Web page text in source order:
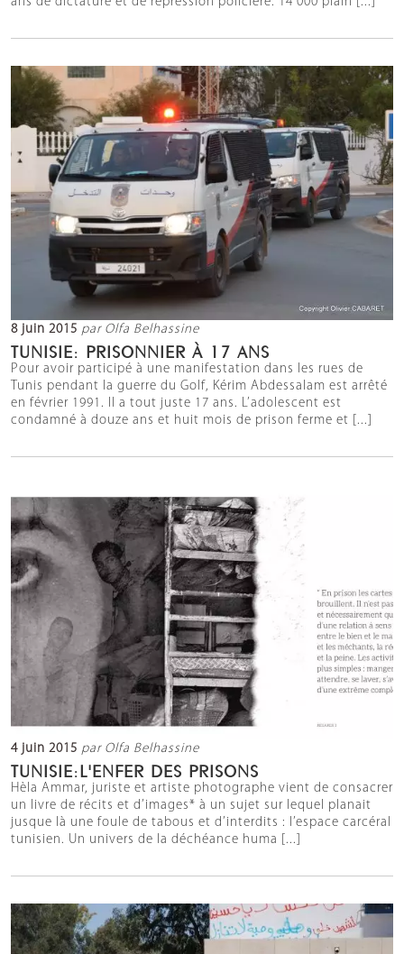
8 juin 2015 par Olfa Belhassine
TUNISIE: PRISONNIER À 17 ANS
Pour avoir participé à une manifestation dans les rues de
Tunis pendant la guerre du Golf, Kérim Abdessalam est arrêté
en février 1991. Il a tout juste 17 ans. L’adolescent est
condamné à douze ans et huit mois de prison ferme et [...]
4 juin 2015 par Olfa Belhassine
TUNISIE:L'ENFER DES PRISONS
Hèla Ammar, juriste et artiste photographe vient de consacrer
un livre de récits et d’images* à un sujet sur lequel planait
jusque là une foule de tabous et d’interdits : l’espace carcéral
tunisien. Un univers de la déchéance huma [...]